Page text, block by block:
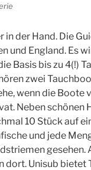
in der Hand. Die
und England. Es
Basis bis zu 4(!)
zwei
wenn die Boote
Neben schönen
10 Stück auf
und jede
gesehen.
Unisub bietet